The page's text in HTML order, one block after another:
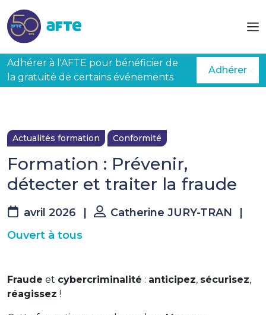
Adhérer à l'AFTE pour bénéficier de
la gratuité de certains événements
Adhérer
Actualités formation Conformité
Formation : Prévenir,
détecter et traiter la fraude
avril 2026 Catherine JURY-TRAN
Ouvert à tous
Fraude et cybercriminalité : anticipez, sécurisez,
réagissez !